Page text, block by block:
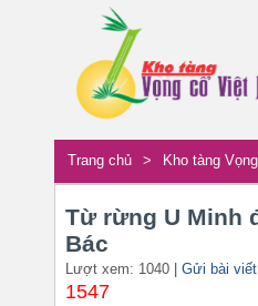
Trang chủ > Kho tàng
Từ rừng U Minh
Bác
Lượt xem: 1040 | Gửi bài
1547